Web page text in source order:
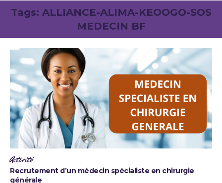
Tags: ALLIANCE-ALIMA-KEOOGO-SOS
MEDECIN BF
Activité
Recrutement d’un médecin spécialiste en chirurgie
générale